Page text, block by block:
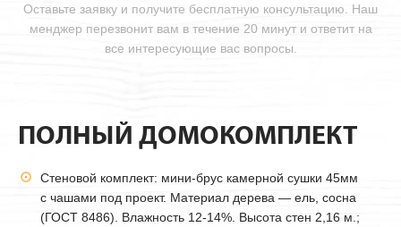
Оставьте заявку и получите бесплатную консультацию. Наш
менджер перезвонит вам в течение 20 минут и ответит на
все интересующие вас вопросы.
ПОЛНЫЙ ДОМОКОМПЛЕКТ
Стеновой комплект: мини-брус камерной сушки 45мм
с чашами под проект. Материал дерева — ель, сосна
(ГОСТ 8486). Влажность 12-14%. Высота стен 2,16 м.;